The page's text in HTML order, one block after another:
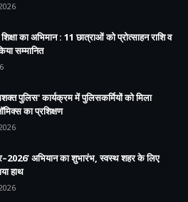
का अभिमान : 11 छात्राओं को प्रोत्साहन राशि व
सम्मानित
पुलिस' कार्यक्रम में पुलिसकर्मियों को मिला
का प्रशिक्षण
अभियान का शुभारंभ, स्वस्थ शहर के लिए
हाथ